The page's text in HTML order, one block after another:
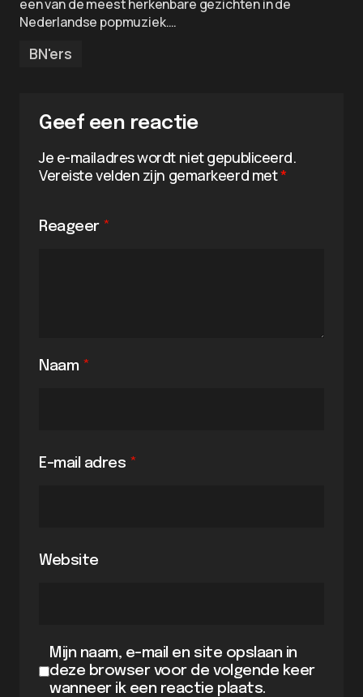
een van de meest herkenbare gezichten in de
Nederlandse popmuziek.…
BN'ers
Geef een reactie
Je e-mailadres wordt niet gepubliceerd.
Vereiste velden zijn gemarkeerd met*
Reageer *
Naam *
E-mail adres *
Website
Mijn naam, e-mail en site opslaan in
deze browser voor de volgende keer
wanneer ik een reactie plaats.